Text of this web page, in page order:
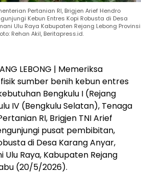
Pertanian RI, Brigjen Arief Hendro
Kebun Entres Kopi Robusta di Desa
Ulu Raya Kabupaten Rejang Lebong Provinsi
Rehan Akil, Beritapress.id.
LEBONG | Memeriksa
sumber benih kebun entres
Bengkulu I (Rejang
IV (Bengkulu Selatan), Tenaga
RI, Brigjen TNI Arief
pusat pembibitan,
di Desa Karang Anyar,
Raya, Kabupaten Rejang
(20/5/2026).